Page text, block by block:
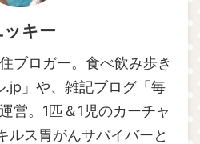
キー
ブロガー。食べ飲み歩き
.jp」や、雑記ブログ「毎
営。1匹＆1児のカーチャ
ルス胃がんサバイバーと